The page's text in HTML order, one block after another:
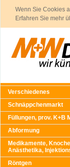
Wenn Sie Cookies
Erfahren Sie mehr
Verschiedenes
Schnäppchenmarkt
Füllungen, prov. K+B
Abformung
Medikamente,
Anästhetika,
Röntgen